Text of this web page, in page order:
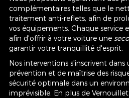
complémentaires telles que le
traitement anti-reflets, afin de
vos équipements. Chaque service
afin d'offrir à votre voiture une
garantir votre tranquillité d'esprit.
Nos interventions s'inscrivent
prévention et de maîtrise des
sécurité optimale dans un
imprévisible. En plus de